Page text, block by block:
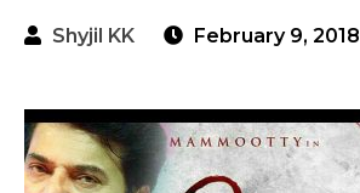
Shyjil KK February 9, 2018